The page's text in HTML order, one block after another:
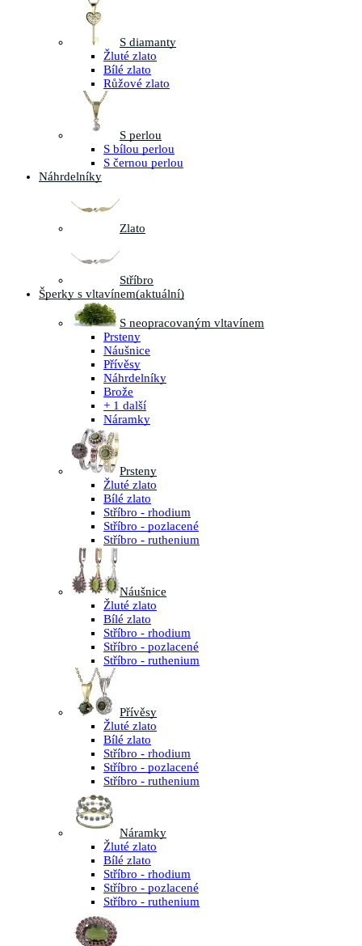
S diamanty
Žluté zlato
Bílé zlato
Růžové zlato
S perlou
S bílou perlou
S černou perlou
Náhrdelníky
Zlato
Stříbro
Šperky s vltavínem(aktuální)
S neopracovaným vltavínem
Prsteny
Náušnice
Přívěsy
Náhrdelníky
Brože
+ 1 další
Náramky
Prsteny
Žluté zlato
Bílé zlato
Stříbro - rhodium
Stříbro - pozlacené
Stříbro - ruthenium
Náušnice
Žluté zlato
Bílé zlato
Stříbro - rhodium
Stříbro - pozlacené
Stříbro - ruthenium
Přívěsy
Žluté zlato
Bílé zlato
Stříbro - rhodium
Stříbro - pozlacené
Stříbro - ruthenium
Náramky
Žluté zlato
Bílé zlato
Stříbro - rhodium
Stříbro - pozlacené
Stříbro - ruthenium